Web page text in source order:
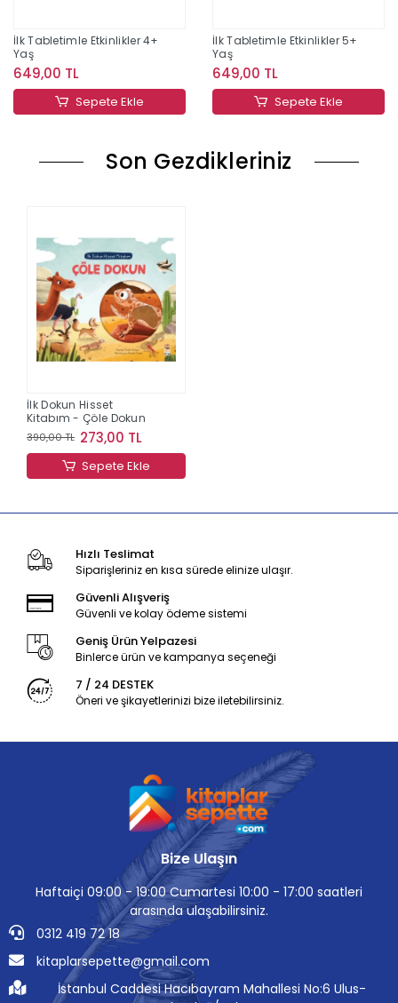
İlk Tabletimle Etkinlikler 4+
Yaş
649,00 TL
Sepete Ekle
İlk Tabletimle Etkinlikler 5+
Yaş
649,00 TL
Sepete Ekle
Son Gezdikleriniz
İlk Dokun Hisset
Kitabım - Çöle Dokun
390,00 TL 273,00 TL
Sepete Ekle
Hızlı Teslimat
Siparişleriniz en kısa sürede elinize ulaşır.
Güvenli Alışveriş
Güvenli ve kolay ödeme sistemi
Geniş Ürün Yelpazesi
Binlerce ürün ve kampanya seçeneği
7 / 24 DESTEK
Öneri ve şikayetlerinizi bize iletebilirsiniz.
Bize Ulaşın
Haftaiçi 09:00 - 19:00 Cumartesi 10:00 - 17:00 saatleri
arasında ulaşabilirsiniz.
0312 419 72 18
kitaplarsepette@gmail.com
İstanbul Caddesi Hacıbayram Mahallesi No:6 Ulus-